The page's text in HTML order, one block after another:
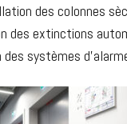
des colonnes
des extinctions
systèmes